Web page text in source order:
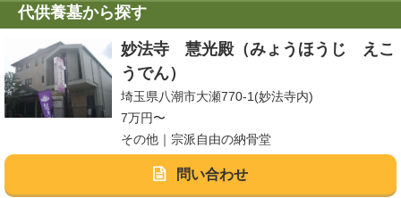
代供養墓から探す
妙法寺 慧光殿（みょうほうじ えこ
うでん）
埼玉県八潮市大瀬770-1(妙法寺内)
7万円〜
その他｜宗派自由の納骨堂
問い合わせ